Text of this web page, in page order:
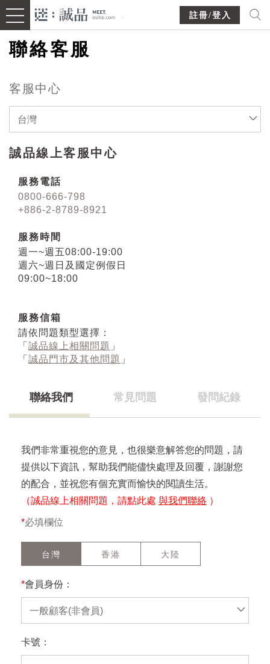
註冊/登入
聯絡客服
客服中心
台灣
誠品線上客服中心
服務電話
0800-666-798
+886-2-8789-8921
服務時間
週一~週五08:00-19:00
週六~週日及國定例假日
09:00~18:00
服務信箱
請依問題類型選擇：
「 誠品線上相關問題 」
「 誠品門市及其他問題 」
聯絡我們 常見問題 發問紀錄
我們非常重視您的意見，也很樂意解答您的問題，請
提供以下資訊，幫助我們能儘快處理及回覆，謝謝您
的配合，並祝您有個充實而愉快的閱讀生活。
（誠品線上相關問題，請點此處 與我們聯絡 ）
*必填欄位
台灣 香港 大陸
*會員身份：
一般顧客(非會員)
卡號：